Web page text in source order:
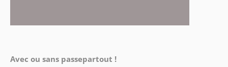
Avec ou sans passepartout !